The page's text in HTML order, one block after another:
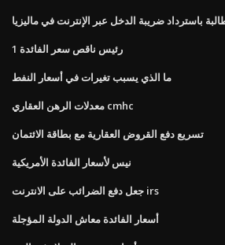
باسترداد ضريبة الدخل عبر الإنترنت في ماليزيا
رئيس ناقص سعر الفائدة 1
ما الذي يسبب تغيرات في أسعار النفط
معدلات الرهن العقاري cmhc
تسريع دفع القروض العقارية مع بطاقة الائتمان
نيس لأسعار الفائدة الأمريكية
جعل دفع الضرائب على الانترنت irs
أسعار الفائدة معاش الدولة المؤجلة